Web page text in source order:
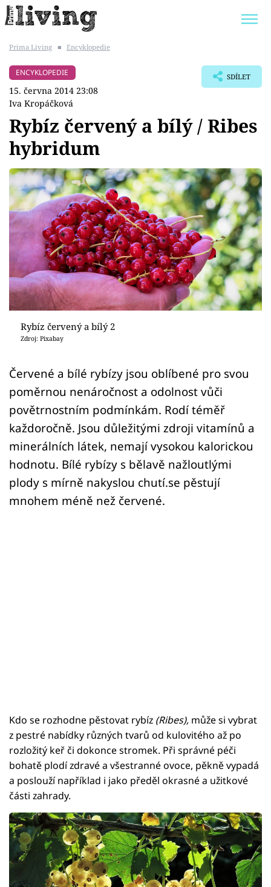
BYDLENÍ SLAVNÝCH
Témata
Bydlení
Zahrada
Design
Sledujte prima+
Přihlášení
Prima Living ■ Encyklopedie
ENCYKLOPEDIE
15. června 2014 23:08
Iva Kropáčková
SDÍLET
Rybíz červený a bílý / Ribes
hybridum
Rybíz červený a bílý 2
Zdroj: Pixabay
Červené a bílé rybízy jsou oblíbené pro svou
poměrnou nenáročnost a odolnost vůči
povětrnostním podmínkám. Rodí téměř
každoročně. Jsou důležitými zdroji vitamínů a
minerálních látek, nemají vysokou kalorickou
hodnotu. Bílé rybízy s bělavě nažloutlými
plody s mírně nakyslou chutí.se pěstují
mnohem méně než červené.
Kdo se rozhodne pěstovat rybíz (Ribes), může si vybrat
z pestré nabídky různých tvarů od kulovitého až po
rozložitý keř či dokonce stromek. Při správné péči
bohatě plodí zdravé a všestranné ovoce, pěkně vypadá
a poslouží například i jako předěl okrasné a užitkové
části zahrady.